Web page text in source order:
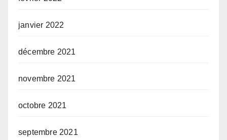
janvier 2022
décembre 2021
novembre 2021
octobre 2021
septembre 2021